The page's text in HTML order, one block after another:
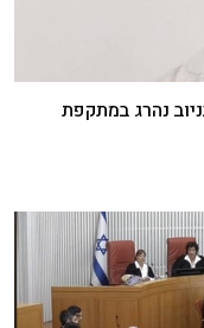
נהרג במתקפת